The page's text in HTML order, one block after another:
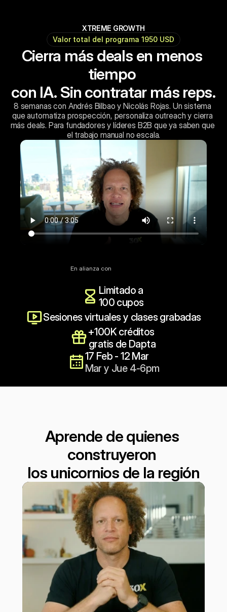
XTREME GROWTH
Valor total del programa 1950 USD
Cierra más deals en menos
tiempo
con IA. Sin contratar más reps.
8 semanas con Andrés Bilbao y Nicolás Rojas. Un sistema
que automatiza prospección, personaliza outreach y cierra
más deals. Para fundadores y líderes B2B que ya saben que
el trabajo manual no escala.
En alianza con
Limitado a
100 cupos
Sesiones virtuales y clases grabadas
+100K créditos
gratis de Dapta
17 Feb - 12 Mar
Mar y Jue 4-6pm
Aprende de quienes
construyeron
los unicornios de la región